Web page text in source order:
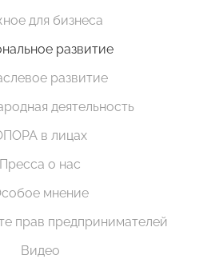
для бизнеса
развитие
развитие
деятельность
в лицах
Пресса о нас
мнение
прав предпринимателей
Видео